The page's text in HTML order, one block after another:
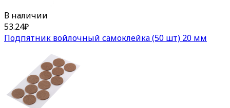
В наличии
53.24₽
Подпятник войлочный самоклейка (50 шт) 20 мм